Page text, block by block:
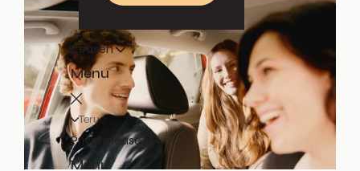
Leasen
Menu
Terug
Private lease
Menu